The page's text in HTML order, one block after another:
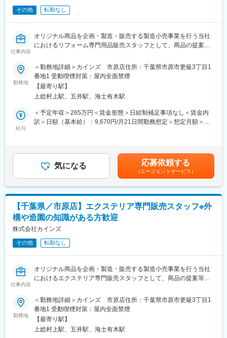
の買い物が便利になっていくことを日々感じられる環境です。
■再雇用で安心して働けます：定年は65歳ですが、それ以降は区
分が変わり、最長70歳まで働くことができます。長期にわたって
活躍することができます。※区分によって異なります。
■当社の魅力：「常に良いものを低価格で提供すること」をモット
ーに、商品の企画、製造、販売すべての工程を一貫して行い「常
から生活必需品、衣料、家具、ペット、園芸などの多彩な商品構
成を持っており、トータルなライフスタイルの提案を行う当社で
は、製造を委託した海外工場とも綿密な連携をとり、品質管理に
は徹底的にこだわっています。
その他 転勤なし
仕事内容
オリジナル商品を企画・製造・販売する製造小売事業を行う当社
におけるリフォーム専門用品販売スタッフとして、商品の提案や
暮らしをサポートしていただきます。
・リフォーム用品の荷受、検品、売場への品出し等
・商品の見積り作成・管理
・お客様のご自宅に訪問し作業実施
・伝票を含む、各種帳票関係の確認や整理の実施
・その他レジ／品だし／発注等リフォームの販売における全ての
業務
困りごとやお客様のニーズ実現の為に積極的な会話を意識してい
ます。
■売場づくりは新たな楽しさの発見：季節ごとのお客様のニーズを
を受賞している魅力的なオリジナル商品が多く、種類も充実。し
かも低価格だからお客様に自信を持ってご提供できます。
■メディアで話題沸騰のカインズのITを駆使した店舗作り。今後も
ITを使ってこれまでにない店頭体験を提供していきます。お客様
の買い物が便利になっていくことを日々感じられる環境です。
■再雇用制度で安心して働けます：定年は65歳ですが、それ以降
は区分が変わり、最長70歳まで働くことができます。長期にわた
って活躍することができます。※区分によって異なります。
■当社の魅力：「常に良いものを低価格で提供すること」をモット
ーに、商品の企画、製造、販売すべての工程を一貫して行い「常
から生活必需品、衣料、家具、ペット、園芸などの多彩な商品構
成を持っており、トータルなライフスタイルの提案を行う当社で
は、製造を委託した海外工場とも綿密な連携をとり、品質管理に
は徹底的にこだわっています。
勤務地
＜勤務地詳細＞カインズ 市原店住所：千葉県市原市更級3丁目1
番地1 受動喫煙対策：屋内全面禁煙
【最寄り駅】
上総村上駅、五井駅、海士有木駅
給与
＜予定年収＞265万円＜賃金形態＞日給制補足事項なし＜賃金内
訳＞日額（基本給）：9,670円/月21日間勤務想定＜想定月額＞
安の金額であり、選考を通じて上下する可能性があります。月給
(月額)は固定手当を含めた表記です。
気になる 応募依頼する
（エージェントサービス）
【千葉県／市原店】エクステリア専門販売スタッフ※外
構や造園の知識がある方歓迎
株式会社カインズ
その他 転勤なし
仕事内容
オリジナル商品を企画・製造・販売する製造小売事業を行う当社
におけるエクステリア専門販売スタッフとして、商品の提案等を
トしていただきます。
・物置やカーポート等、外回りの商品をお客様へ提案
・各工事における工程管理の実施とクレームの削減
・伝票を含む、各種帳票関係の確認や整理の実施
・その他レジ／品だし／発注等エクステリアの販売における全て
勤務地
＜勤務地詳細＞カインズ 市原店住所：千葉県市原市更級3丁目1
番地1 受動喫煙対策：屋内全面禁煙
【最寄り駅】
上総村上駅、五井駅、海士有木駅